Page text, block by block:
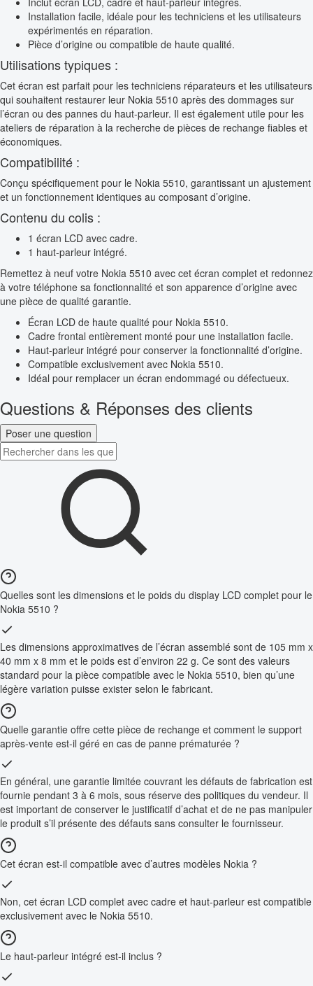
Installation facile, idéale pour les techniciens et les utilisateurs
expérimentés en réparation.
Pièce d’origine ou compatible de haute qualité.
Utilisations typiques :
Cet écran est parfait pour les techniciens réparateurs et les utilisateurs
qui souhaitent restaurer leur Nokia 5510 après des dommages sur
l’écran ou des pannes du haut-parleur. Il est également utile pour les
ateliers de réparation à la recherche de pièces de rechange fiables et
économiques.
Compatibilité :
Conçu spécifiquement pour le Nokia 5510, garantissant un ajustement
et un fonctionnement identiques au composant d’origine.
Contenu du colis :
1 écran LCD avec cadre.
1 haut-parleur intégré.
Remettez à neuf votre Nokia 5510 avec cet écran complet et redonnez
à votre téléphone sa fonctionnalité et son apparence d’origine avec
une pièce de qualité garantie.
Écran LCD de haute qualité pour Nokia 5510.
Cadre frontal entièrement monté pour une installation facile.
Haut-parleur intégré pour conserver la fonctionnalité d’origine.
Compatible exclusivement avec Nokia 5510.
Idéal pour remplacer un écran endommagé ou défectueux.
Questions & Réponses des clients
Poser une question
Quelles sont les dimensions et le poids du display LCD complet pour le
Nokia 5510 ?
Les dimensions approximatives de l’écran assemblé sont de 105 mm x
40 mm x 8 mm et le poids est d’environ 22 g. Ce sont des valeurs
standard pour la pièce compatible avec le Nokia 5510, bien qu’une
légère variation puisse exister selon le fabricant.
Quelle garantie offre cette pièce de rechange et comment le support
après-vente est-il géré en cas de panne prématurée ?
En général, une garantie limitée couvrant les défauts de fabrication est
fournie pendant 3 à 6 mois, sous réserve des politiques du vendeur. Il
est important de conserver le justificatif d’achat et de ne pas manipuler
le produit s’il présente des défauts sans consulter le fournisseur.
Cet écran est-il compatible avec d’autres modèles Nokia ?
Non, cet écran LCD complet avec cadre et haut-parleur est compatible
exclusivement avec le Nokia 5510.
Le haut-parleur intégré est-il inclus ?